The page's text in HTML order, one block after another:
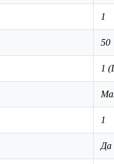
1
50
1
1
Да